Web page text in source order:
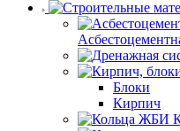
Блоки
Кирпич